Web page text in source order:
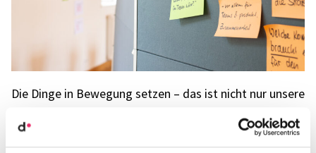
Die Dinge in Bewe­gung setzen – das ist nicht nur unsere
manch­mal auch ganz wört­lich gemeint: Und so haben